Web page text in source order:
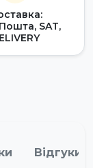
SAT,
Відгуки